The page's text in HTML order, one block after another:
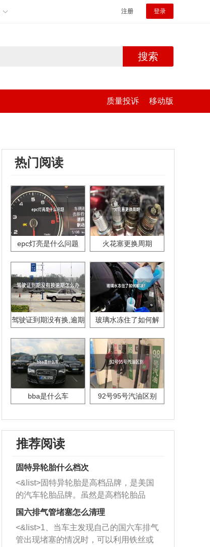
注册 登录
搜索
质量投诉 移动版
热门阅读
epc灯亮是什么问题 火花塞更换周期
驾驶证到期没有换,逾期
玻璃水冻住了如何解
bba是什么车 92号95号汽油区别
推荐阅读
固特异轮胎什么档次
<&list>固特异轮胎是高档品牌，是美国
的汽车轮胎品牌。虽然是高档轮胎品
牌，但是中高低端的轮胎都有生产，这
也是为了更好的开拓市场。
国六排气管堵塞怎么清理
<&list>1、当车主发现自己的国六车排气
管出现堵塞的情况时，可以利用铁丝或